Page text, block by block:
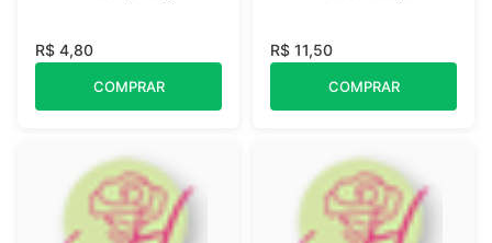
R$ 4,80
COMPRAR
R$ 11,50
COMPRAR